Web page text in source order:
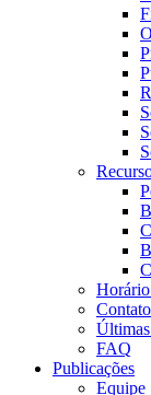
FAQ
Publicações
Equipe